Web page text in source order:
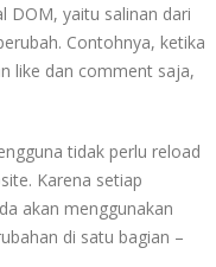
DOM, yaitu salinan dari
Contohnya, ketika
like dan comment saja,
tidak perlu reload
Karena setiap
akan menggunakan
di satu bagian –